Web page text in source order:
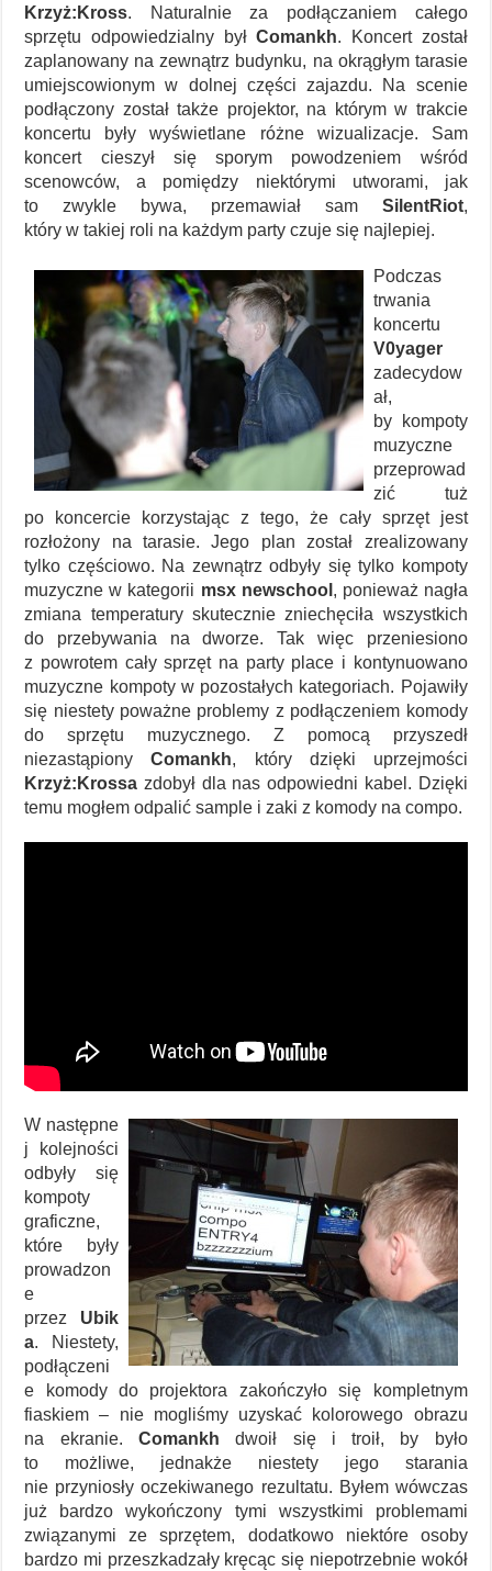
Krzyż:Kross. Naturalnie za podłączaniem całego
sprzętu odpowiedzialny byłComankh. Koncert został
zaplanowany na zewnątrz budynku, na okrągłym tarasie
umiejscowionym w dolnej części zajazdu. Na scenie
podłączony został także projektor, na którym w trakcie
koncertu były wyświetlane różne wizualizacje. Sam
koncert cieszył się sporym powodzeniem wśród
scenowców, a pomiędzy niektórymi utworami, jak
to zwykle bywa, przemawiał sam SilentRiot,
który w takiej roli na każdym party czuje się najlepiej.
Podczas
trwania
koncertu
V0yager
zadecydow
ał,
by kompoty
muzyczne
przeprowad
zić tuż
po koncercie korzystając z tego, że cały sprzęt jest
rozłożony na tarasie. Jego plan został zrealizowany
tylko częściowo. Na zewnątrz odbyły się tylko kompoty
muzyczne w kategorii msx newschool , ponieważ nagła
zmiana temperatury skutecznie zniechęciła wszystkich
do przebywania na dworze. Tak więc przeniesiono
z powrotem cały sprzęt na party place i kontynuowano
muzyczne kompoty w pozostałych kategoriach. Pojawiły
się niestety poważne problemy z podłączeniem komody
do sprzętu muzycznego. Z pomocą przyszedł
niezastąpionyComankh, który dzięki uprzejmości
Krzyż:Krossa zdobył dla nas odpowiedni kabel. Dzięki
temu mogłem odpalić sample i zaki z komody na compo.
W następne
j kolejności
odbyły się
kompoty
graficzne,
które były
prowadzon
e
przez Ubik
a. Niestety,
podłączeni
e komody do projektora zakończyło się kompletnym
fiaskiem – nie mogliśmy uzyskać kolorowego obrazu
na ekranie. Comankh dwoił się i troił, by było
to możliwe, jednakże niestety jego starania
nie przyniosły oczekiwanego rezultatu. Byłem wówczas
już bardzo wykończony tymi wszystkimi problemami
związanymi ze sprzętem, dodatkowo niektóre osoby
bardzo mi przeszkadzały kręcąc się niepotrzebnie wokół